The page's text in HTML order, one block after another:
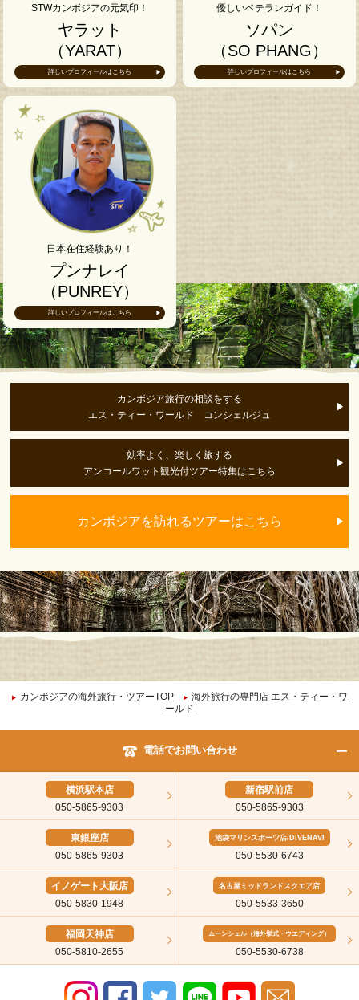
STWカンボジアの元気印！
ヤラット
（YARAT）
詳しいプロフィールはこちら
優しいベテランガイド！
ソパン
（SO PHANG）
詳しいプロフィールはこちら
日本在住経験あり！
プンナレイ
（PUNREY）
詳しいプロフィールはこちら
カンボジア旅行の相談をする
エス・ティー・ワールド コンシェルジュ
効率よく、楽しく旅する
アンコールワット観光付ツアー特集はこちら
カンボジアを訪れるツアーはこちら
カンボジアの海外旅行・ツアーTOP
海外旅行の専門店 エス・ティー・ワ
ールド
電話でお問い合わせ
横浜駅本店
050-5865-9303
新宿駅前店
050-5865-9303
東銀座店
050-5865-9303
池袋マリンスポーツ店/DIVENAVI
050-5530-6743
イノゲート大阪店
050-5830-1948
名古屋ミッドランドスクエア店
050-5533-3650
福岡天神店
050-5810-2655
ムーンシェル（海外挙式・ウエディング）
050-5530-6738